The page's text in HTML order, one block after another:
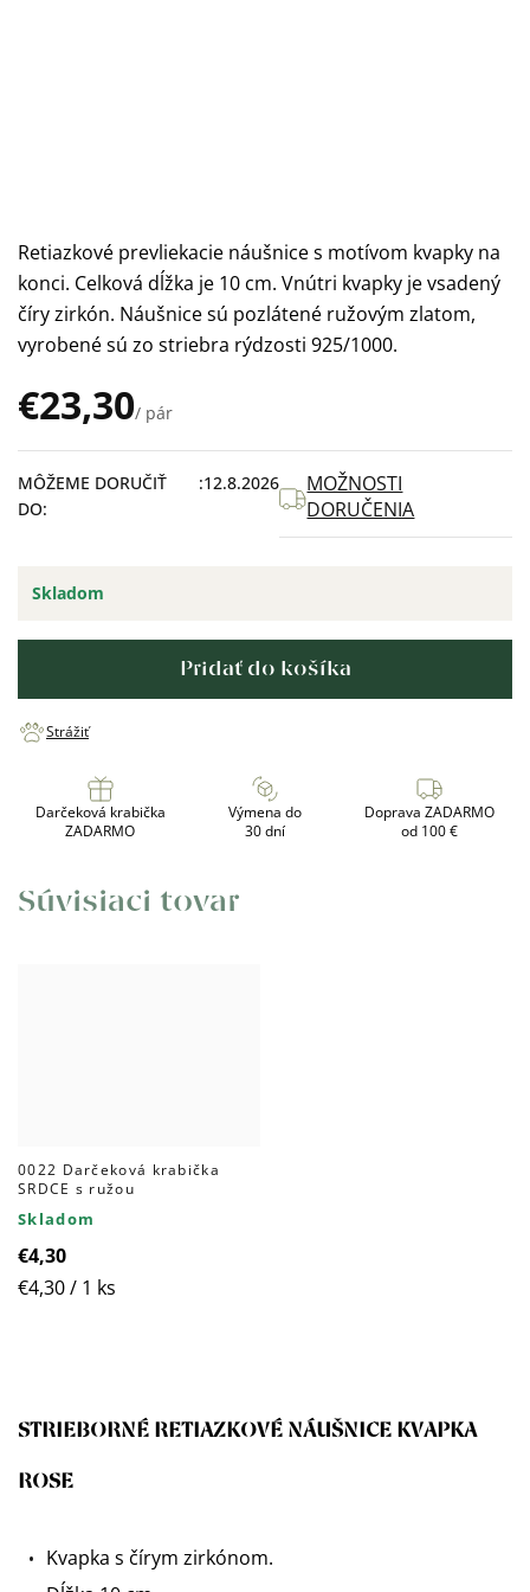
€23,30/ pár
Jednotková
cena:
Skladom
MÔŽEME DORUČIŤ
DO:
12.8.2026
MOŽNOSTI
DORUČENIA
Pridať do košíka
Retiazkové prevliekacie náušnice s motívom kvapky na
konci. Celková dĺžka je 10 cm. Vnútri kvapky je vsadený
číry zirkón. Náušnice sú pozlátené ružovým zlatom,
vyrobené sú zo striebra rýdzosti 925/1000.
Strážiť
Darčeková krabička
ZADARMO
Výmena do
30 dní
Doprava ZADARMO
od 100 €
Súvisiaci tovar
0022 Darčeková krabička
SRDCE s ružou
Skladom
€4,30
Jednotková
€4,30 / 1 ks
STRIEBORNÉ RETIAZKOVÉ NÁUŠNICE KVAPKA
ROSE
Kvapka s čírym zirkónom.